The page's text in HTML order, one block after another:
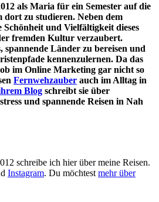
als Maria für ein Semester auf die
dort zu studieren. Neben dem
Schönheit und Vielfältigkeit dieses
fremden Kultur verzaubert.
spannende Länder zu bereisen und
kennenzulernen. Da das
im Online Marketing gar nicht so
Fernwehzauber auch im Alltag in
Blog schreibt sie über
und spannende Reisen in Nah
schreibe ich hier über meine Reisen.
Instagram. Du möchtest mehr über